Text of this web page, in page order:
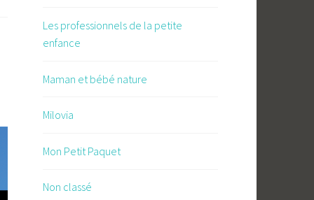
Les professionnels de la petite
enfance
Maman et bébé nature
Milovia
Mon Petit Paquet
Non classé